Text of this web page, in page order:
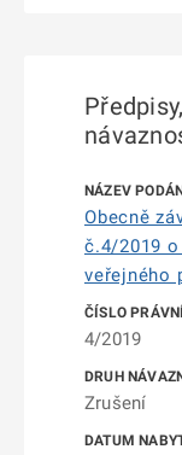
Obecně
č.4/2019
veřejného
4/2019
Zrušení